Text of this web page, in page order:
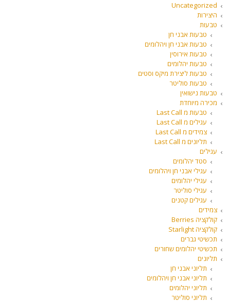
Uncategorized
היצירות
טבעות
טבעות אבני חן
טבעות אבני חן ויהלומים
טבעות אירוסין
טבעות יהלומים
טבעות ליצירת מיקס וסטים
טבעות סוליטר
טבעות נישואין
מכירה מיוחדת
טבעות מ Last Call
עגילים מ Last Call
צמידים מ Last Call
תליונים מ Last Call
עגילים
סטד יהלומים
עגילי אבני חן ויהלומים
עגילי יהלומים
עגילי סוליטר
עגילים קטנים
צמידים
קולקציה Berries
קולקציה Starlight
תכשיטי גברים
תכשיטי יהלומים שחורים
תליונים
תליוני אבני חן
תליוני אבני חן ויהלומים
תליוני יהלומים
תליוני סוליטר